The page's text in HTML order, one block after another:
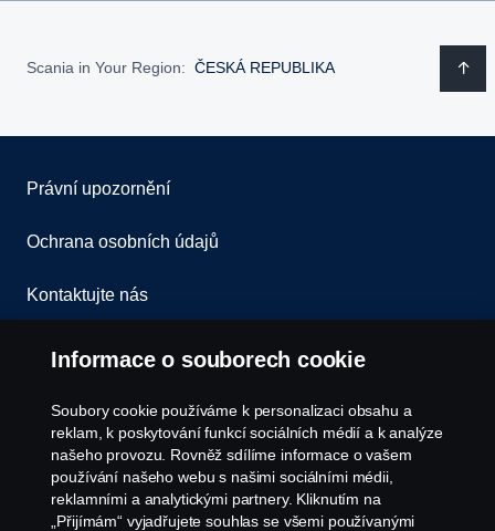
Scania in Your Region: ČESKÁ REPUBLIKA
Právní upozornění
Ochrana osobních údajů
Kontaktujte nás
Všeobecné obchodní podmínky
Oznámení porušení předpisů
Zásady Cookies
Nastavení Cookie
Informace o souborech cookie
Soubory cookie používáme k personalizaci obsahu a
reklam, k poskytování funkcí sociálních médií a k analýze
našeho provozu. Rovněž sdílíme informace o vašem
používání našeho webu s našimi sociálními médii,
reklamními a analytickými partnery. Kliknutím na
„Přijímám“ vyjadřujete souhlas se všemi používanými